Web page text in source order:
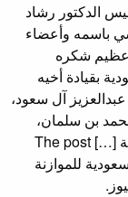
الدكتور رشاد
باسمه وأعضاء
عظيم شكره
بقيادة أخيه
آل سعود،
بن سلمان،
على توجيهاتهم السامية بايداع الدفعة الثانية […] The post
للموازنة